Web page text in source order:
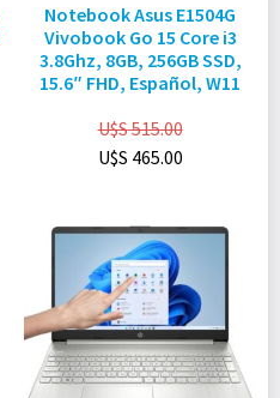
Notebook Asus E1504G
Vivobook Go 15 Core i3
3.8Ghz, 8GB, 256GB SSD,
15.6″ FHD, Español, W11
U$S515.00
U$S 465.00